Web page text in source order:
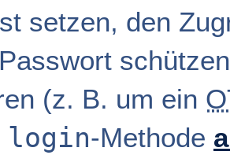
setzen, den
(z. B. um ein
login-Methode